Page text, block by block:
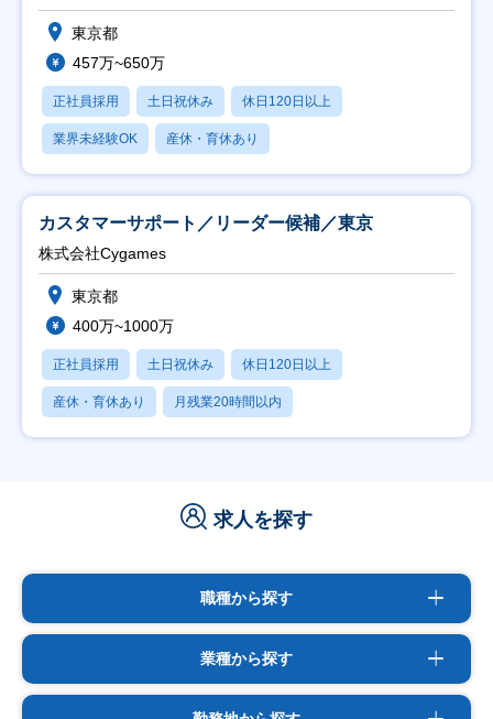
東京都
457万~650万
正社員採用 土日祝休み 休日120日以上
業界未経験OK 産休・育休あり
カスタマーサポート／リーダー候補／東京
株式会社Cygames
東京都
400万~1000万
正社員採用 土日祝休み 休日120日以上
産休・育休あり 月残業20時間以内
求人を探す
職種から探す
業種から探す